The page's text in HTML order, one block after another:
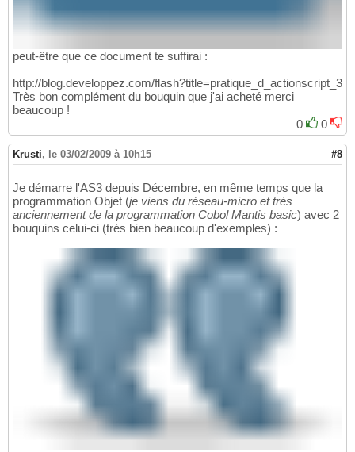
peut-être que ce document te suffirai :
http://blog.developpez.com/flash?title=pratique_d_actionscript_3
Très bon complément du bouquin que j'ai acheté merci
beaucoup !
0
0
Krusti, le 03/02/2009 à 10h15 #8
Je démarre l'AS3 depuis Décembre, en même temps que la
programmation Objet (je viens du réseau-micro et très
anciennement de la programmation Cobol Mantis basic) avec 2
bouquins celui-ci (trés bien beaucoup d'exemples) :